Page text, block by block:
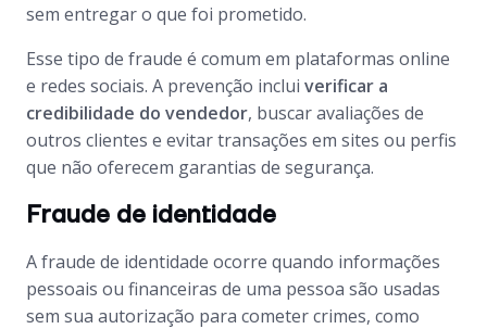
sem entregar o que foi prometido.
Esse tipo de fraude é comum em plataformas online
e redes sociais. A prevenção inclui verificar a
credibilidade do vendedor, buscar avaliações de
outros clientes e evitar transações em sites ou perfis
que não oferecem garantias de segurança.
Fraude de identidade
A fraude de identidade ocorre quando informações
pessoais ou financeiras de uma pessoa são usadas
sem sua autorização para cometer crimes, como